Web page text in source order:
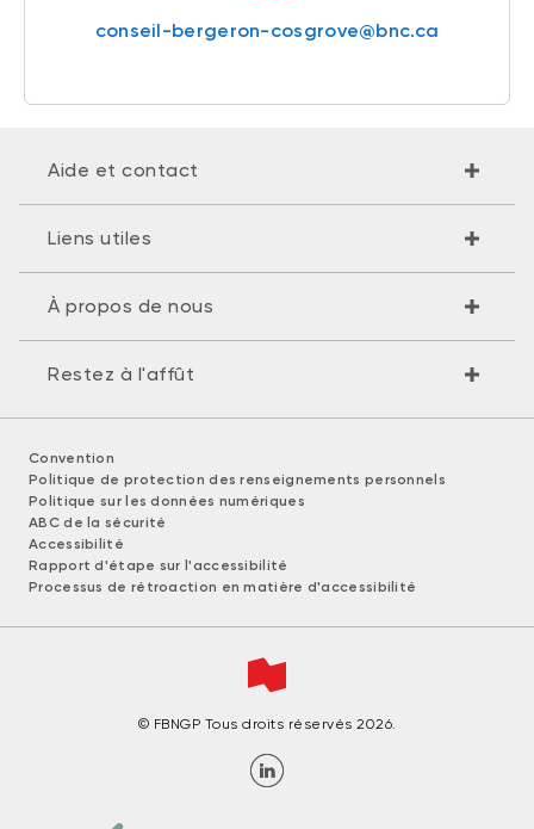
conseil-bergeron-cosgrove@bnc.ca
Aide et contact
Liens utiles
À propos de nous
Restez à l'affût
Convention
Politique de protection des renseignements personnels
Politique sur les données numériques
ABC de la sécurité
Accessibilité
Rapport d'étape sur l'accessibilité
Processus de rétroaction en matière d'accessibilité
© FBNGP Tous droits réservés 2026.